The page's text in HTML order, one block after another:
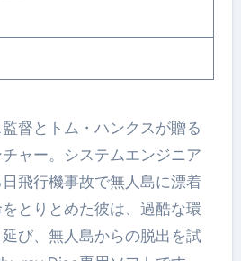
督とトム・ハンクスが贈る
ャー。システムエンジニア
飛行機事故で無人島に漂着
とりとめた彼は、過酷な環
び、無人島からの脱出を試